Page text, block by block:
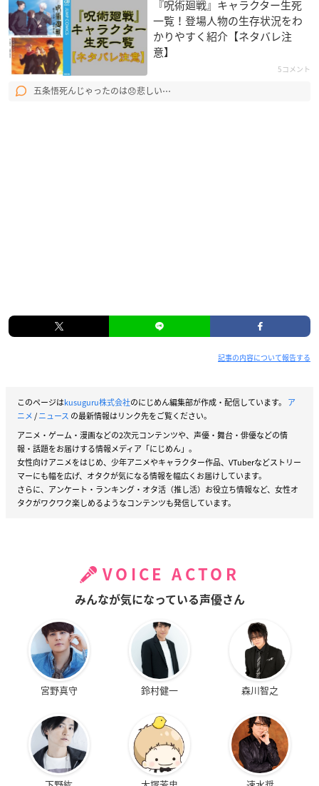
新人賞：対象年度内においてアーティストデビュー（個人名義
として）し大衆に支持され、これからも大いに活躍をされるア
ーティストに贈る。※作品単発のキャラクターソングや企画な
どは除外。
ユーザー投票賞：ユーザー投票により選考。投票楽曲の中から
『呪術廻戦』キャラクター生死
一覧！登場人物の生存状況をわ
かりやすく紹介【ネタバレ注
意】
5コメント
五条悟死んじゃったのは😞悲しい⋯
記事の内容について報告する
このページはkusuguru株式会社のにじめん編集部が作成・配信しています。 ア
ニメ/ニュース の最新情報はリンク先をご覧ください。
アニメ・ゲーム・漫画などの2次元コンテンツや、声優・舞台・俳優などの情
報・話題をお届けする情報メディア「にじめん」。
女性向けアニメをはじめ、少年アニメやキャラクター作品、VTuberなどストリー
マーにも幅を広げ、オタクが気になる情報を幅広くお届けしています。
さらに、アンケート・ランキング・オタ活（推し活）お役立ち情報など、女性オ
タクがワクワク楽しめるようなコンテンツも発信しています。
VOICE ACTOR
みんなが気になっている声優さん
宮野真守 鈴村健一 森川智之